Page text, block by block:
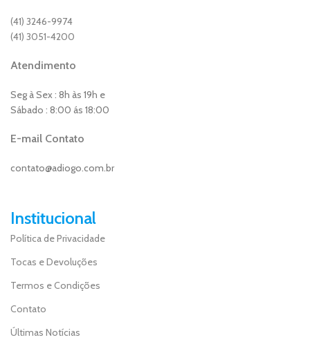
(41) 3246-9974
(41) 3051-4200
Atendimento
Seg à Sex : 8h às 19h e
Sábado : 8:00 ás 18:00
E-mail Contato
contato@adiogo.com.br
Institucional
Política de Privacidade
Tocas e Devoluções
Termos e Condições
Contato
Últimas Notícias